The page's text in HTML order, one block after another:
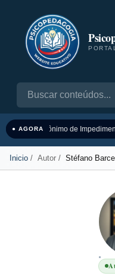
● AGORASinônimo de
Inicio Autor Stéfano